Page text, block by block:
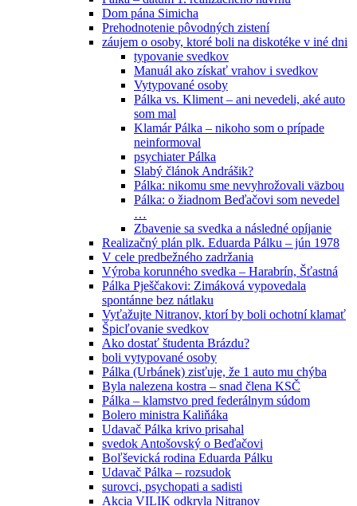
Dom pána Simicha
Prehodnotenie pôvodných zistení
záujem o osoby, ktoré boli na diskotéke v iné dni
typovanie svedkov
Manuál ako získať vrahov i svedkov
Vytypované osoby
Pálka vs. Kliment – ani nevedeli, aké auto
som mal
Klamár Pálka – nikoho som o prípade
neinformoval
psychiater Pálka
Slabý článok Andrášik?
Pálka: nikomu sme nevyhrožovali väzbou
Pálka: o žiadnom Beďačovi som nevedel
…
Zbavenie sa svedka a následné opíjanie
Realizačný plán plk. Eduarda Pálku – jún 1978
V cele predbežného zadržania
Výroba korunného svedka – Harabrín, Šťastná
Pálka Pješčakovi: Zimáková vypovedala
spontánne bez nátlaku
Vyťažujte Nitranov, ktorí by boli ochotní klamať
Špicľovanie svedkov
Ako dostať študenta Brázdu?
boli vytypované osoby
Pálka (Urbánek) zisťuje, že 1 auto mu chýba
Byla nalezena kostra – snad člena KSČ
Pálka – klamstvo pred federálnym súdom
Bolero ministra Kaliňáka
Udavač Pálka krivo prisahal
svedok Antošovský o Beďačovi
Boľševická rodina Eduarda Pálku
Udavač Pálka – rozsudok
surovci, psychopati a sadisti
Akcia VILIK odkryla Nitranov